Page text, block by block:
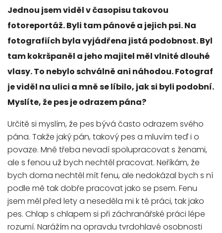
Jednou jsem viděl v časopisu takovou
fotoreportáž. Byli tam pánové a jejich psi. Na
fotografiích byla vyjádřena jistá podobnost. Byl
tam kokršpaněl a jeho majitel měl vlnité dlouhé
vlasy. To nebylo schválně ani náhodou. Fotograf
je viděl na ulici a mně se líbilo, jak si byli podobní.
Myslíte, že pes je odrazem pána?
Určitě si myslím, že pes bývá často odrazem svého
pána. Takže jaký pán, takový pes a mluvím teď i o
povaze. Mně třeba nevadí spolupracovat s ženami,
ale s fenou už bych nechtěl pracovat. Neříkám, že
bych doma nechtěl mít fenu, ale nedokázal bych s ní
podle mě tak dobře pracovat jako se psem. Fenu
jsem měl před lety a neseděla mi k té práci, tak jako
pes. Chlap s chlapem si při záchranářské práci lépe
rozumí. Narážím na opravdu tvrdohlavé osobnosti